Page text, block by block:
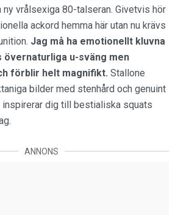
ny vrålsexiga 80-talseran. Givetvis hör
ackord hemma här utan nu krävs
Jag må ha emotionellt kluvna
u-sväng men
förblir helt magnifikt. Stallone
bilder med stenhård och genuint
dig till bestialiska squats
ANNONS